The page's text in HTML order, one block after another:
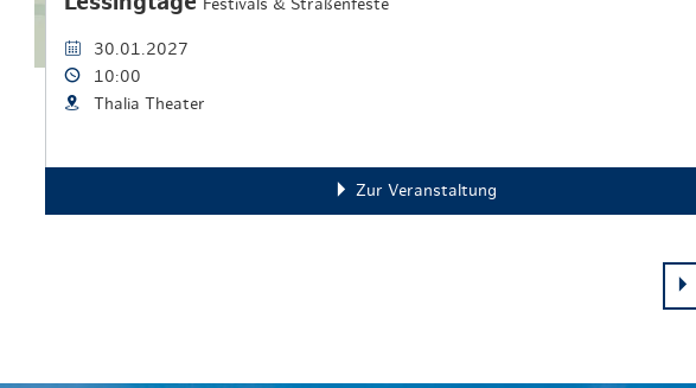
Festivals & Straßenfeste
30.01.2027
10:00
Thalia Theater
Zur Veranstaltung